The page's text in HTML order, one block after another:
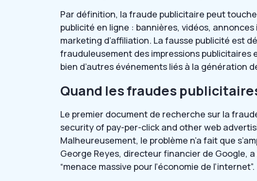
Par définition, la fraude publicitaire peut
publicité en ligne : bannières, vidéos,
marketing d’affiliation. La fausse publicité est
frauduleusement des impressions publicitaires
bien d’autres événements liés à la génération
Quand les fraudes
Le premier document de recherche sur la
security of pay-per-click and other web
Malheureusement, le problème n’a fait que
George Reyes, directeur financier de Google,
“menace massive pour l’économie de l’internet”.